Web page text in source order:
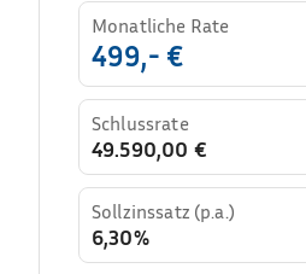
Monatliche Rate
499,- €
Schlussrate
49.590,00 €
Sollzinssatz (p.a.)
6,30%